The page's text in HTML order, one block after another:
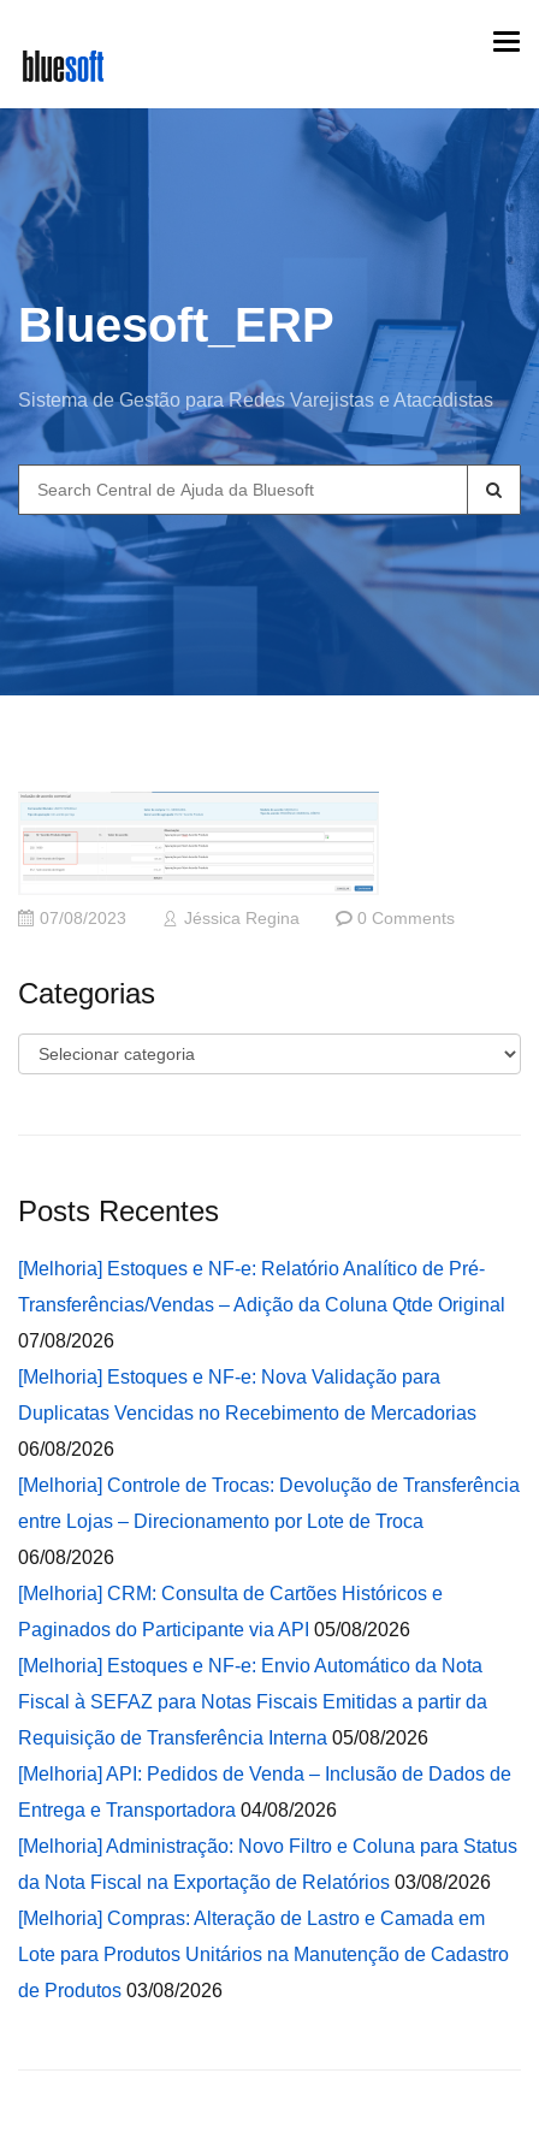
main
content
Bluesoft_ERP
Sistema de Gestão para Redes Varejistas e Atacadistas
Search
for:
07/08/2023 Jéssica Regina 0 Comments
Categorias
Categorias
Posts Recentes
[Melhoria] Estoques e NF-e: Relatório Analítico de Pré-
Transferências/Vendas – Adição da Coluna Qtde Original
07/08/2026
[Melhoria] Estoques e NF-e: Nova Validação para
Duplicatas Vencidas no Recebimento de Mercadorias
06/08/2026
[Melhoria] Controle de Trocas: Devolução de Transferência
entre Lojas – Direcionamento por Lote de Troca
06/08/2026
[Melhoria] CRM: Consulta de Cartões Históricos e
Paginados do Participante via API 05/08/2026
[Melhoria] Estoques e NF-e: Envio Automático da Nota
Fiscal à SEFAZ para Notas Fiscais Emitidas a partir da
Requisição de Transferência Interna 05/08/2026
[Melhoria] API: Pedidos de Venda – Inclusão de Dados de
Entrega e Transportadora 04/08/2026
[Melhoria] Administração: Novo Filtro e Coluna para Status
da Nota Fiscal na Exportação de Relatórios 03/08/2026
[Melhoria] Compras: Alteração de Lastro e Camada em
Lote para Produtos Unitários na Manutenção de Cadastro
de Produtos 03/08/2026